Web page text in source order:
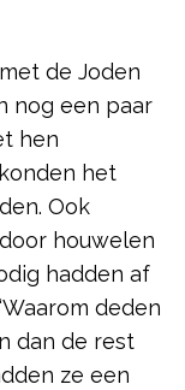
de Joden
nog een paar
hen
het
Ook
houwelen
hadden af
deden
dan de rest
ze een